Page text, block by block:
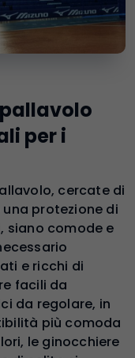
per i
cercate di
protezione di
siano comode e
e ricchi di
facili da
da regolare, in
più comoda
le ginocchiere